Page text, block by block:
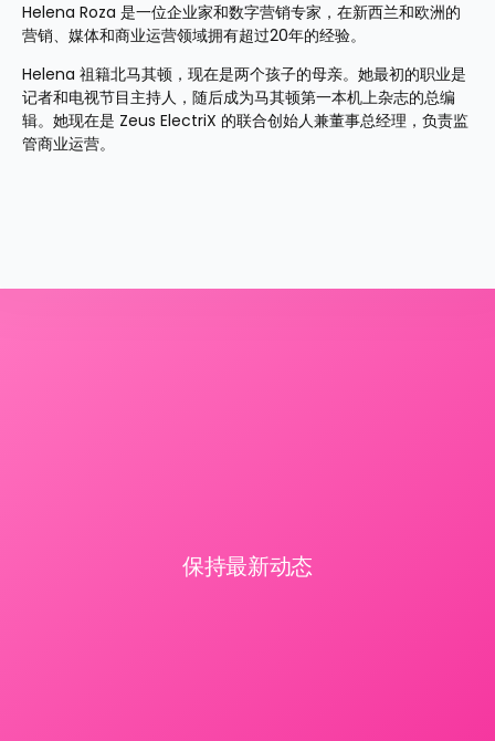
Helena Roza 是一位企业家和数字营销专家，在新西兰和欧洲的
营销、媒体和商业运营领域拥有超过20年的经验。
Helena 祖籍北马其顿，现在是两个孩子的母亲。她最初的职业是
记者和电视节目主持人，随后成为马其顿第一本机上杂志的总编
辑。她现在是 Zeus ElectriX 的联合创始人兼董事总经理，负责监
管商业运营。
保持最新动态